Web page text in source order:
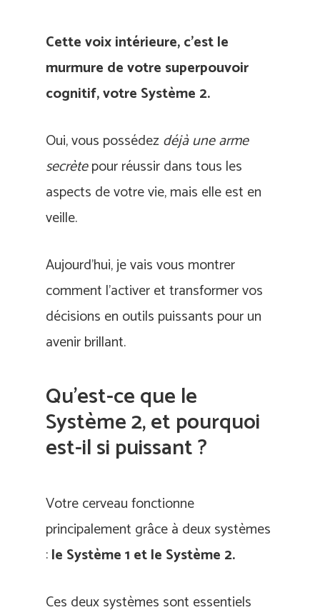
Cette voix intérieure, c’est le
murmure de votre superpouvoir
cognitif, votre Système 2.
Oui, vous possédezdéjà une arme
secrètepour réussir dans tous les
aspects de votre vie, mais elle est en
veille.
Aujourd’hui, je vais vous montrer
comment l’activer et transformer vos
décisions en outils puissants pour un
avenir brillant.
Qu’est-ce que le
Système 2, et pourquoi
est-il si puissant ?
Votre cerveau fonctionne
principalement grâce à deux systèmes
:le Système 1 et le Système 2.
Ces deux systèmes sont essentiels